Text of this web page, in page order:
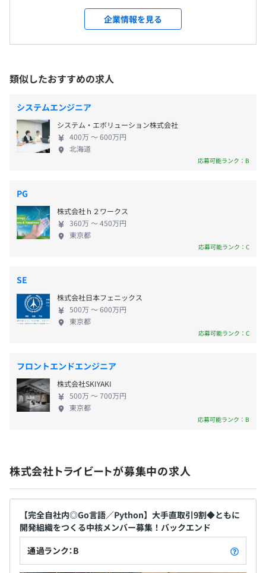
相談の上、ご希望のマシンを支給いたします。
Tech事業部は、約25名の小さなチームですが、これまで
の実績と信頼にもとづき、誰もが知るような大手企業と直
接契約を結び、それらの企業のプロダクトやサービス、業
の活用による事業の成長や変革が課題となる中、当社は旧
来のシステムや開発手法にとらわれず、常に新しいアプロ
ーチを提供しています。
当社の役割は、単にソフトウェアを開発することに留まり
見極め、適切なソリューションを提案することを大切にし
ています。プロセス、アーキテクチャ、投資効果をデザイ
ンしながら、DX（デジタルトランスフォーメーション）
をドライブすることで、お客様のビジネス変革に貢献して
度の課題解決の協働へと発展し、多くのお客様と長く強固
様に寄り添い、伴走し続けることで、ともに成長する関係
を構築していきます。
受動喫煙防止措置に関する事項
屋内原則禁煙（喫煙専用室設置）
■東京メトロ銀座線・半蔵門線、都営地下鉄大江戸線「青
■東京メトロ銀座線「外苑前駅」から徒歩4分
■年末年始休暇
■有給休暇（入社後6カ月後付与）
■産前・産後休暇（取得実績あり）
■育児休暇（取得実績あり）
■結婚休暇（2日）
度）
賞与：年1回（4月）
昇給：年1回（6月）
保険）
無期雇用
で、顧客の事業成長をサポートしている点が特徴で
す。数多くの有名企業や官公庁と取引しており、多方
面から厚い信頼を寄せられています。 そして、2016
占めるまでに成長を遂げました。大手企業との直取
引を中心とした、自社内開発＆BtoCサービス案件が9
割。月間数億PVを突破する検索サイトをはじめ、大
規模案件の開発実績が豊富です。案件の8割が上流工
程からのご依頼で、最上流から一気通貫で任される
案件が大半を占めています。メーカー系SIerの下請け
ではなく、顧客のIT部門のような立ち位置のため、
ります。 わたしたちが得意としているのは、
SoE（System of Engagement）部分です。サービス
やマーケティング系システムの企画・構築・運用に
強みがあります。さらに、基幹業務系システムと連携
することで、顧客の事業成長まで手厚くサポート。
関わる機会が多く、一般カスタマーに向けてよりよ
いWebサービスを追求しながら、開発に取り組んで
います。 活躍中のエンジニアは当社の「自由度」に
惹かれて入社する方が多いです。常駐開発では上司や
いても発揮できる機会がありません。「下請けの仕
事から脱却したい！」という方であれば、当社の環
境は非常に満足していただけると思います。なぜな
ら、お客様のために各エンジニアがリーダーシップ
ら、"顧客から頼られるパートナーへ"。エンジニア
としてのさらなるキャリアUPを目指したい方は、ぜ
ひご応募ください！
企業情報を見る
類似したおすすめの求人
システムエンジニア
システム・エボリューション株式会社
400万 〜 600万円
北海道
応募可能ランク：B
PG
株式会社ｈ２ワークス
360万 〜 450万円
東京都
応募可能ランク：C
SE
株式会社日本フェニックス
500万 〜 600万円
東京都
応募可能ランク：C
フロントエンドエンジニア
株式会社SKIYAKI
500万 〜 700万円
東京都
応募可能ランク：B
株式会社トライビートが募集中の求人
【完全自社内◎Go言語／Python】大手直取引9割◆ともに
開発組織をつくる中核メンバー募集！バックエンド
通過ランク：B